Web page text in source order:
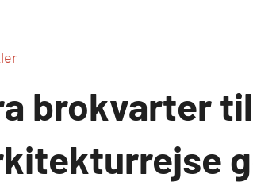
brokvarter